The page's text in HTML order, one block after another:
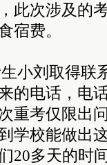
此次涉及的
宿费。
小刘取得联
的电话，电
重考仅限出
学校能做出
20多天的时